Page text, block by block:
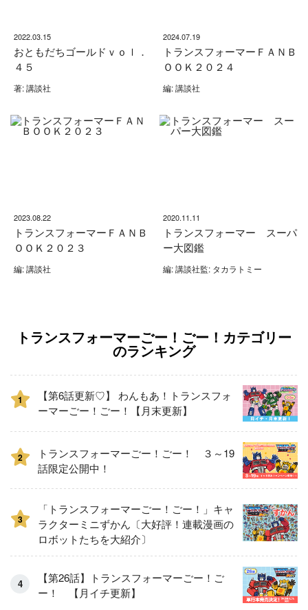
2022.03.15
おともだちゴールドｖｏｌ．
４５
著: 講談社
2024.07.19
トランスフォーマーＦＡＮＢ
ＯＯＫ２０２４
編: 講談社
2023.08.22
トランスフォーマーＦＡＮＢ
ＯＯＫ２０２３
編: 講談社
2020.11.11
トランスフォーマー スーパ
ー大図鑑
編: 講談社監: タカラトミー
トランスフォーマーごー！ごー！カテゴリー
のランキング
1
【第6話更新♡】 わんもあ！トランスフォ
ーマーごー！ごー！【月末更新】
2
トランスフォーマーごー！ごー！ ３～19
話限定公開中！
3
「トランスフォーマーごー！ごー！」キャ
ラクターミニずかん〔大好評！連載漫画の
ロボットたちを大紹介〕
【第26話】トランスフォーマーごー！ご
ー！ 【月イチ更新】